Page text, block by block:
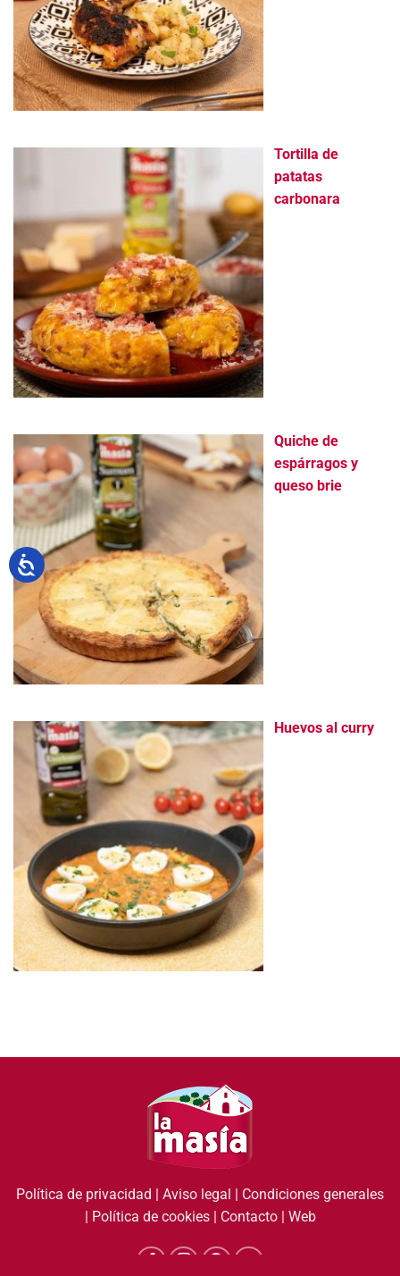
Tortilla de
patatas
carbonara
Quiche de
espárragos y
queso brie
Huevos al curry
Política de privacidad Aviso legal
Condiciones generales
Política de cookies| Contacto| Web